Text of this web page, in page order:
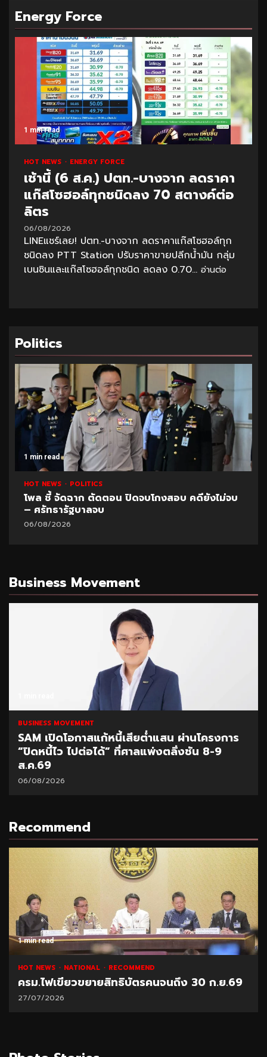
Energy Force
1 min read
HOT NEWS ENERGY FORCE
เช้านี้ (6 ส.ค.) ปตท.-บางจาก ลดราคา
แก๊สโซฮอล์ทุกชนิดลง 70 สตางค์ต่อ
ลิตร
06/08/2026
LINEแชร์เลย! ปตท.-บางจาก ลดราคาแก๊สโซฮอล์ทุก
ชนิดลง PTT Station ปรับราคาขายปลีกน้ำมัน กลุ่ม
เบนซินและแก๊สโซฮอล์ทุกชนิด ลดลง 0.70... อ่านต่อ
Politics
1 min read
HOT NEWS POLITICS
โพล ชี้ จัดฉาก ตัดตอน ปิดจบโกงสอบ คดียังไม่จบ
– ศรัทธารัฐบาลจบ
06/08/2026
Business Movement
BUSINESS MOVEMENT
SAM เปิดโอกาสแก้หนี้เสียต่ำแสน ผ่านโครงการ
“ปิดหนี้ไว ไปต่อได้” ที่ศาลแพ่งตลิ่งชัน 8-9
ส.ค.69
06/08/2026
Recommend
1 min read
HOT NEWS NATIONAL RECOMMEND
ครม.ไฟเขียวขยายสิทธิบัตรคนจนถึง 30 ก.ย.69
27/07/2026